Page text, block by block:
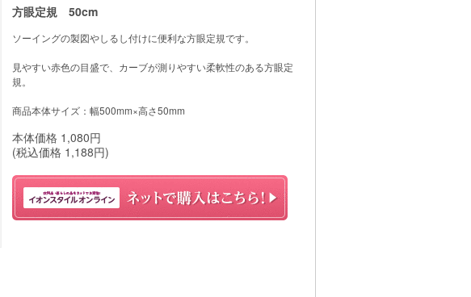
方眼定規 50cm
ソーイングの製図やしるし付けに便利な方眼定規です。
見やすい赤色の目盛で、カーブが測りやすい柔軟性のある方眼定
規。
商品本体サイズ：幅500mm×高さ50mm
本体価格 1,080円
(税込価格 1,188円)